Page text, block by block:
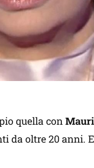
quella con
da oltre 20 anni.